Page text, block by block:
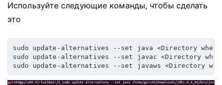
Используйте следующие команды, чтобы сделать
это
sudo update-alternatives --set java <Directory
sudo update-alternatives --set javac <Directory
sudo update-alternatives --set javaws <Directory